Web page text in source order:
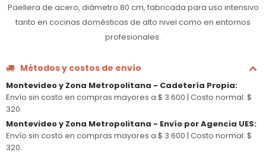
Paellera de acero, diámetro 80 cm, fabricada para uso intensivo
tanto en cocinas domésticas de alto nivel como en entornos
profesionales.
Métodos y costos de envío
Montevideo y Zona Metropolitana - Cadetería Propia:
Envío sin costo en compras mayores a $ 3.600 | Costo normal: $
320.
Montevideo y Zona Metropolitana - Envío por Agencia UES:
Envío sin costo en compras mayores a $ 3.600 | Costo normal: $
320.